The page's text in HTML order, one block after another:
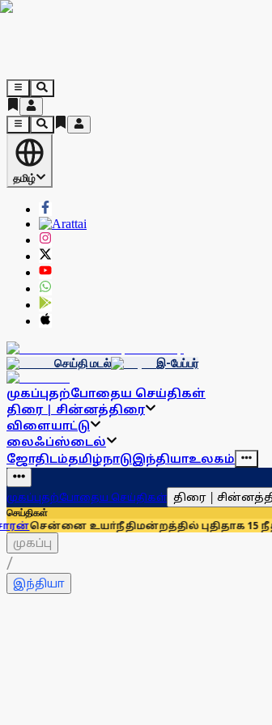
தமிழ்
செய்தி மடல் இ-பேப்பர்
முகப்புதற்போதைய செய்திகள்
திரை | சின்னத்திரை
விளையாட்டு
லைஃப்ஸ்டைல்
ஜோதிடம்தமிழ்நாடுஇந்தியாஉலகம்
முகப்புதற்போதைய செய்திகள் திரை |
செய்திகள்
புதிதாக 15 நீதிபதிகள்
முகப்பு
/
இந்தியா